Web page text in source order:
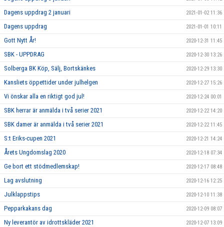
Dagens uppdrag 2 januari 2021-01-02 11:36
Dagens uppdrag 2021-01-01 10:11
Gott Nytt År! 2020-12-31 11:45
SBK - UPPDRAG 2020-12-30 13:26
Solberga BK Köp, Sälj, Bortskänkes 2020-12-29 13:30
Kansliets öppettider under julhelgen 2020-12-27 15:26
Vi önskar alla en riktigt god jul! 2020-12-24 00:01
SBK herrar är anmälda i två serier 2021 2020-12-22 14:20
SBK damer är anmälda i två serier 2021 2020-12-22 11:45
S:t Eriks-cupen 2021 2020-12-21 14:24
Årets Ungdomslag 2020 2020-12-18 07:34
Ge bort ett stödmedlemskap! 2020-12-17 08:48
Lag avslutning 2020-12-16 12:25
Julklappstips 2020-12-10 11:38
Pepparkakans dag 2020-12-09 08:07
Ny leverantör av idrottskläder 2021 2020-12-07 13:09